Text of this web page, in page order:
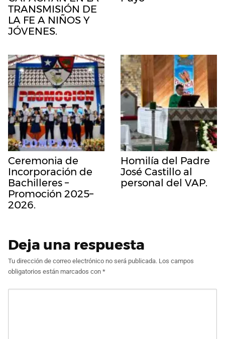
TRANSMISIÓN DE
LA FE A NIÑOS Y
JÓVENES.
Ceremonia de
Incorporación de
Bachilleres –
Promoción 2025–
2026.
Homilía del Padre
José Castillo al
personal del VAP.
Deja una respuesta
Tu dirección de correo electrónico no será publicada. Los campos
obligatorios están marcados con *